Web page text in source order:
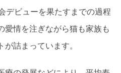
デビューを果たすまでの過程
愛情を注ぎながら猫も家族も
詰まっています。